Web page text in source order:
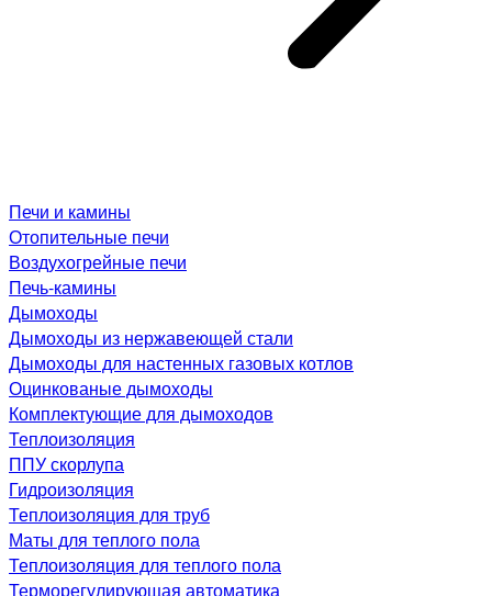
Печи и камины
Отопительные печи
Воздухогрейные печи
Печь-камины
Дымоходы
Дымоходы из нержавеющей стали
Дымоходы для настенных газовых котлов
Оцинкованые дымоходы
Комплектующие для дымоходов
Теплоизоляция
ППУ скорлупа
Гидроизоляция
Теплоизоляция для труб
Маты для теплого пола
Теплоизоляция для теплого пола
Терморегулирующая автоматика